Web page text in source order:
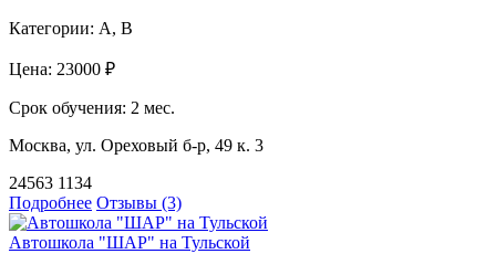
Категории: A, B
Цена: 23000 ₽
Срок обучения: 2 мес.
Москва, ул. Ореховый б-р, 49 к. 3
24563 1134
Подробнее Отзывы (3)
Автошкола "ШАР" на Тульской